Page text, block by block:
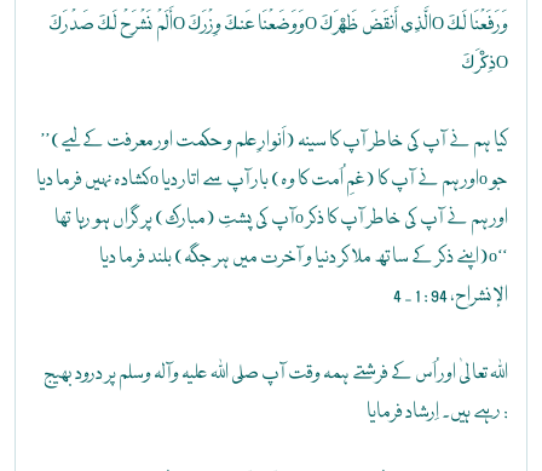
أَلَمْ نَشْرَحْ لَكَ صَدْرَكَO وَوَضَعْنَا عَنكَ وِزْرَكَO الَّذِي أَنقَضَ ظَهْرَكَO وَرَفَعْنَا لَكَ
ذِكْرَكَO
’’کیا ہم نے آپ کی خاطر آپ کا سینہ (اَنوارِ علم و حکمت اور معرفت کے لیے)
کشادہ نہیں فرما دیاo اور ہم نے آپ کا (غمِ اُمت کا وہ) بار آپ سے اتار دیاo جو
آپ کی پشتِ (مبارک) پر گراں ہو رہا تھاo اور ہم نے آپ کی خاطر آپ کا ذکر
(اپنے ذکر کے ساتھ ملا کر دنیا و آخرت میں ہر جگہ) بلند فرما دیاo‘‘
الإنشراح، 94 : 1 - 4
اللہ تعالیٰ اور اُس کے فرشتے ہمہ وقت آپ صلی اللہ علیہ وآلہ وسلم پر درود بھیج
رہے ہیں۔ اِرشاد فرمایا :